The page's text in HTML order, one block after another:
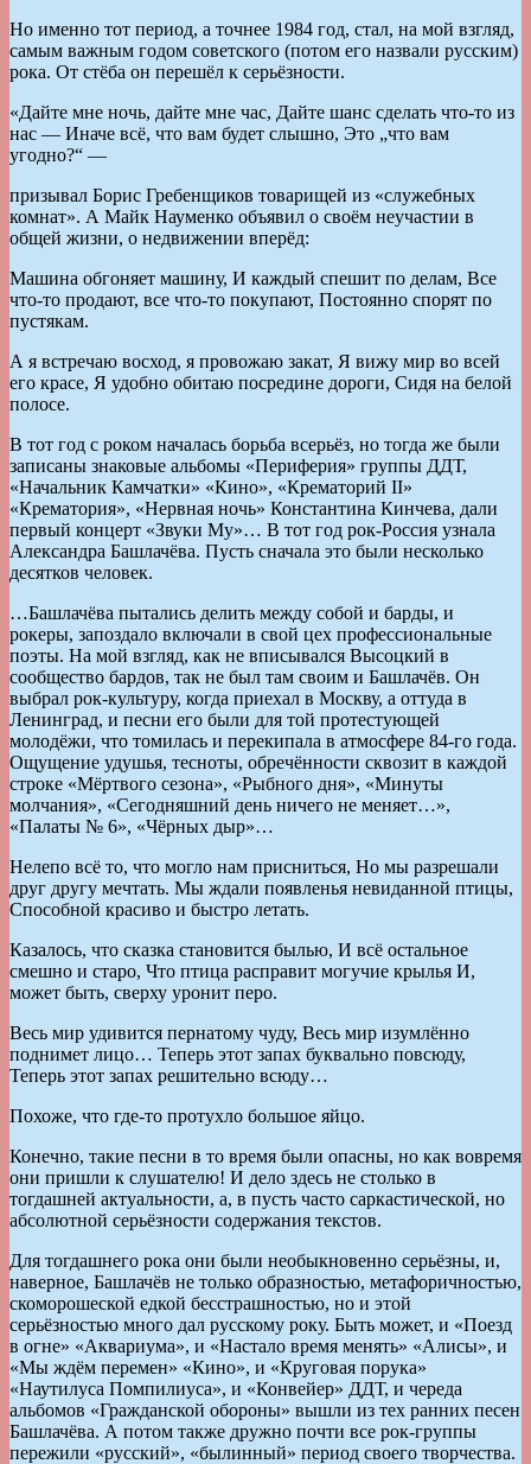
Но именно тот период, а точнее 1984 год, стал, на мой взгляд,
самым важным годом советского (потом его назвали русским)
рока. От стёба он перешёл к серьёзности.
«Дайте мне ночь, дайте мне час, Дайте шанс сделать что-то из
нас — Иначе всё, что вам будет слышно, Это „что вам
угодно?“ —
призывал Борис Гребенщиков товарищей из «служебных
комнат». А Майк Науменко объявил о своём неучастии в
общей жизни, о недвижении вперёд:
Машина обгоняет машину, И каждый спешит по делам, Все
что-то продают, все что-то покупают, Постоянно спорят по
пустякам.
А я встречаю восход, я провожаю закат, Я вижу мир во всей
его красе, Я удобно обитаю посредине дороги, Сидя на белой
полосе.
В тот год с роком началась борьба всерьёз, но тогда же были
записаны знаковые альбомы «Периферия» группы ДДТ,
«Начальник Камчатки» «Кино», «Крематорий II»
«Крематория», «Нервная ночь» Константина Кинчева, дали
первый концерт «Звуки Му»… В тот год рок-Россия узнала
Александра Башлачёва. Пусть сначала это были несколько
десятков человек.
…Башлачёва пытались делить между собой и барды, и
рокеры, запоздало включали в свой цех профессиональные
поэты. На мой взгляд, как не вписывался Высоцкий в
сообщество бардов, так не был там своим и Башлачёв. Он
выбрал рок-культуру, когда приехал в Москву, а оттуда в
Ленинград, и песни его были для той протестующей
молодёжи, что томилась и перекипала в атмосфере 84-го года.
Ощущение удушья, тесноты, обречённости сквозит в каждой
строке «Мёртвого сезона», «Рыбного дня», «Минуты
молчания», «Сегодняшний день ничего не меняет…»,
«Палаты № 6», «Чёрных дыр»…
Нелепо всё то, что могло нам присниться, Но мы разрешали
друг другу мечтать. Мы ждали появленья невиданной птицы,
Способной красиво и быстро летать.
Казалось, что сказка становится былью, И всё остальное
смешно и старо, Что птица расправит могучие крылья И,
может быть, сверху уронит перо.
Весь мир удивится пернатому чуду, Весь мир изумлённо
поднимет лицо… Теперь этот запах буквально повсюду,
Теперь этот запах решительно всюду…
Похоже, что где-то протухло большое яйцо.
Конечно, такие песни в то время были опасны, но как вовремя
они пришли к слушателю! И дело здесь не столько в
тогдашней актуальности, а, в пусть часто саркастической, но
абсолютной серьёзности содержания текстов.
Для тогдашнего рока они были необыкновенно серьёзны, и,
наверное, Башлачёв не только образностью, метафоричностью,
скоморошеской едкой бесстрашностью, но и этой
серьёзностью много дал русскому року. Быть может, и «Поезд
в огне» «Аквариума», и «Настало время менять» «Алисы», и
«Мы ждём перемен» «Кино», и «Круговая порука»
«Наутилуса Помпилиуса», и «Конвейер» ДДТ, и череда
альбомов «Гражданской обороны» вышли из тех ранних песен
Башлачёва. А потом также дружно почти все рок-группы
пережили «русский», «былинный» период своего творчества.